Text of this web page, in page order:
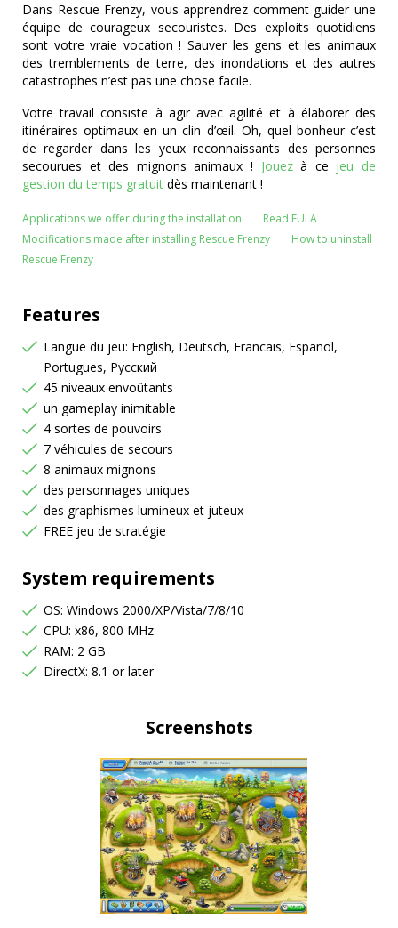
Dans Rescue Frenzy, vous apprendrez comment guider une
équipe de courageux secouristes. Des exploits quotidiens
sont votre vraie vocation ! Sauver les gens et les animaux
des tremblements de terre, des inondations et des autres
catastrophes n’est pas une chose facile.
Votre travail consiste à agir avec agilité et à élaborer des
itinéraires optimaux en un clin d’œil. Oh, quel bonheur c’est
de regarder dans les yeux reconnaissants des personnes
secourues et des mignons animaux ! Jouezà ce jeu de
gestion du temps gratuit dès maintenant !
Applications we offer during the installation
Read EULA
Modifications made after installing Rescue Frenzy
How to uninstall
Rescue Frenzy
Features
Langue du jeu: English, Deutsch, Francais, Espanol,
Portugues, Русский
45 niveaux envoûtants
un gameplay inimitable
4 sortes de pouvoirs
7 véhicules de secours
8 animaux mignons
des personnages uniques
des graphismes lumineux et juteux
FREE jeu de stratégie
System requirements
OS: Windows 2000/XP/Vista/7/8/10
CPU: x86, 800 MHz
RAM: 2 GB
DirectX: 8.1 or later
Screenshots